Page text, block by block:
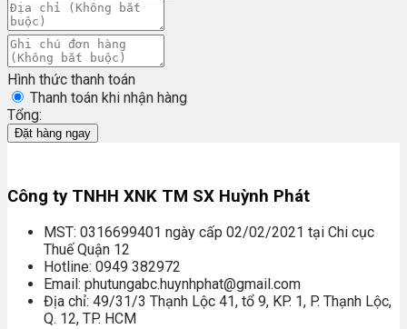
Hình thức thanh toán
Thanh toán khi nhận hàng
Tổng:
Đặt hàng ngay
Công ty TNHH XNK TM SX Huỳnh Phát
MST: 0316699401 ngày cấp 02/02/2021 tại Chi cục
Thuế Quận 12
Hotline: 0949 382972
Email: phutungabc.huynhphat@gmail.com
Địa chỉ: 49/31/3 Thạnh Lộc 41, tổ 9, KP. 1, P. Thạnh Lộc,
Q. 12, TP. HCM